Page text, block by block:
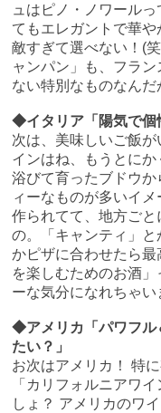
ュはピノ・ノワール
てもエレガントで華
敵すぎて選べない！(
ャンパン」も、フラ
ない特別なものなんだ
◆イタリア「陽気で個
次は、美味しいご飯
インはね、もうとに
浴びて育ったブドウ
ィーなものが多いイ
作られてて、地方ご
の。「キャンティ」
かピザに合わせたら
を楽しむためのお酒
ーな気分になれちゃい
◆アメリカ「パワフル
たい？」
お次はアメリカ！ 特
「カリフォルニアワ
しょ？ アメリカのワ